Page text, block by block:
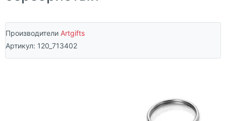
Производители Artgifts
Артикул: 120_713402